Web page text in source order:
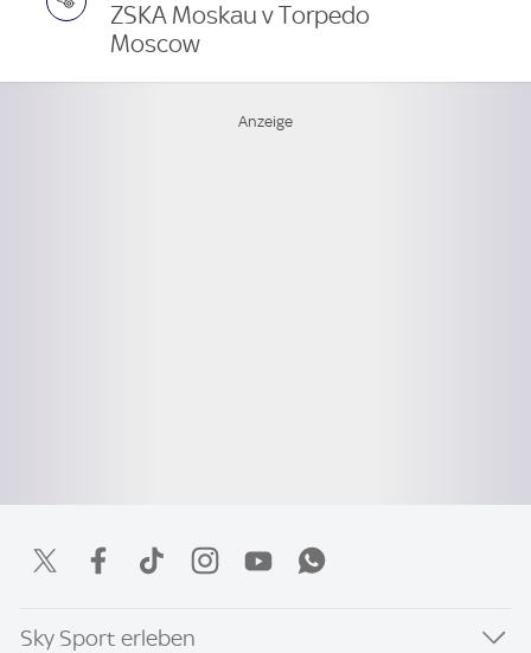
ZSKA Moskau v Torpedo
Moscow
Sky Sport erleben